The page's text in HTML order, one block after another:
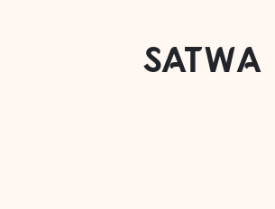
SATWA